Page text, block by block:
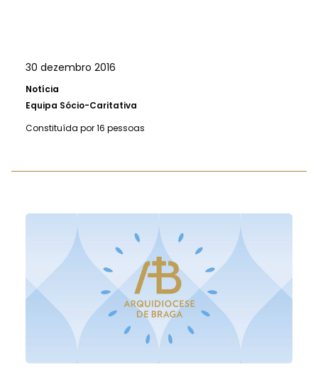
30 dezembro 2016
Notícia
Equipa Sócio-Caritativa
Constituída por 16 pessoas